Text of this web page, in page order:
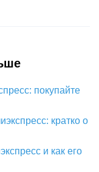
покупайте
кратко о
и как его